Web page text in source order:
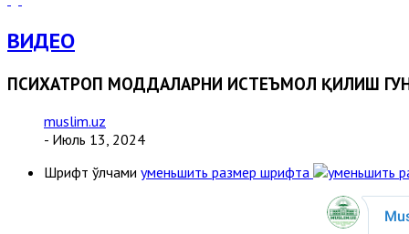
ВИДЕО
ПСИХАТРОП МОДДАЛАРНИ ИСТЕЪМОЛ ҚИЛИШ
muslim.uz
- Июль 13, 2024
Шрифт ўлчами уменьшить размер шрифта